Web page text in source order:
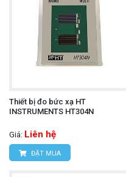
Thiết bị đo bức xạ HT
INSTRUMENTS HT304N
Giá: Liên hệ
ĐẶT MUA